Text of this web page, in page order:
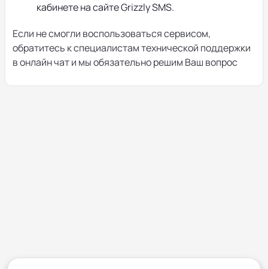
кабинете на сайте Grizzly SMS.
Если не смогли воспользоваться сервисом,
обратитесь к специалистам технической поддержки
в онлайн чат и мы обязательно решим Ваш вопрос